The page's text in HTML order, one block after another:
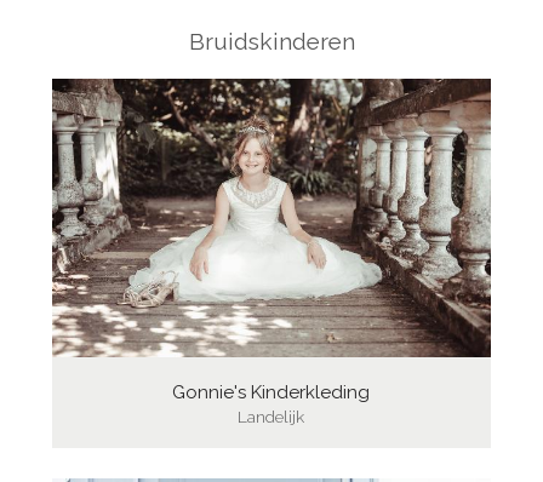
Bruidskinderen
Gonnie's Kinderkleding
Landelijk